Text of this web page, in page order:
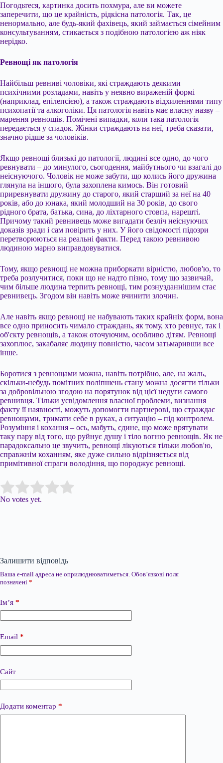
Погодьтеся, картинка досить похмура, але ви можете
заперечити, що це крайність, рідкісна патологія. Так, це
ненормально, але будь-який фахівець, який займається сімейним
консультуванням, стикається з подібною патологією аж ніяк
нерідко.
Ревнощі як патологія
Найбільш ревниві чоловіки, які страждають деякими
психічними розладами, навіть у неявно вираженій формі
(наприклад, епілепсією), а також страждають відхиленнями типу
психопатії та алкоголіки. Ця патологія навіть має власну назву –
марення ревнощів. Помічені випадки, коли така патологія
передається у спадок. Жінки страждають на неї, треба сказати,
значно рідше за чоловіків.
Якщо ревнощі близькі до патології, людині все одно, до чого
ревнувати – до минулого, сьогодення, майбутнього чи взагалі до
неіснуючого. Чоловік не може забути, що колись його дружина
глянула на іншого, була захоплена кимось. Він готовий
приревнувати дружину до старого, який старший за неї на 40
років, або до юнака, який молодший на 30 років, до свого
рідного брата, батька, сина, до ліхтарного стовпа, нарешті.
Причому такий ревнивець може вигадати безліч неіснуючих
доказів зради і сам повірить у них. У його свідомості підозри
перетворюються на реальні факти. Перед такою ревнивою
людиною марно виправдовуватися.
Тому, якщо ревнощі не можна приборкати вірністю, любов'ю, то
треба розлучитися, поки що не надто пізно, тому що зазвичай,
чим більше людина терпить ревнощі, тим рознузданнішим стає
ревнивець. Згодом він навіть може вчинити злочин.
Але навіть якщо ревнощі не набувають таких крайніх форм, вона
все одно приносить чимало страждань, як тому, хто ревнує, так і
об'єкту ревнощів, а також оточуючим, особливо дітям. Ревнощі
захоплює, закабаляє людину повністю, часом затьмаривши все
інше.
Боротися з ревнощами можна, навіть потрібно, але, на жаль,
скільки-небудь помітних поліпшень стану можна досягти тільки
за добровільною згодою на порятунок від цієї недуги самого
ревнивця. Тільки усвідомлення власної проблеми, визнання
факту її наявності, можуть допомогти партнерові, що страждає
ревнощами, тримати себе в руках, а ситуацію – під контролем.
Розуміння і кохання – ось, мабуть, єдине, що може врятувати
таку пару від того, що руйнує душу і тіло вогню ревнощів. Як не
парадоксально це звучить, ревнощі лікуються тільки любов'ю,
справжнім коханням, яке дуже сильно відрізняється від
примітивної спраги володіння, що породжує ревнощі.
Rate this item:
No votes yet.
Залишити відповідь
Ваша e-mail адреса не оприлюднюватиметься. Обов’язкові поля
позначені *
Ім’я *
Email *
Сайт
Додати коментар *